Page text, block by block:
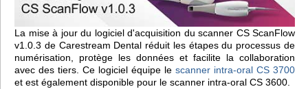
La mise à jour du logiciel d'acquisition du scanner CS ScanFlow
v1.0.3 de Carestream Dental réduit les étapes du processus de
numérisation, protège les données et facilite la collaboration
avec des tiers. Ce logiciel équipe le scanner intra-oral CS 3700
et est également disponible pour le scanner intra-oral CS 3600.